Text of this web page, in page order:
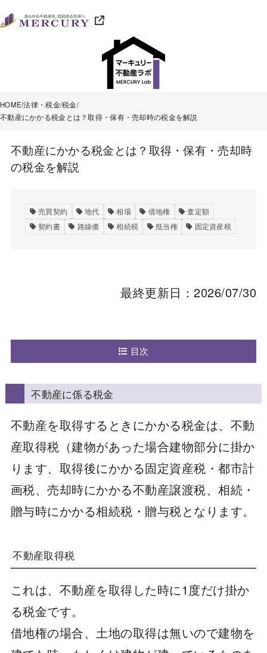
HOME 法律・税金 税金
不動産にかかる税金とは？取得・保有・売却時の税金を解説
不動産にかかる税金とは？取得・保有・売却時
の税金を解説
売買契約 地代 相場 借地権
査定額
契約書
路線価 相続税 抵当権 固定資産税
最終更新日：2026/07/30
目次
不動産に係る税金
不動産を取得するときにかかる税金は、不動
産取得税（建物があった場合建物部分に掛か
ります、取得後にかかる固定資産税・都市計
画税、売却時にかかる不動産譲渡税、相続・
贈与時にかかる相続税・贈与税となります。
不動産取得税
これは、不動産を取得した時に1度だけ掛か
る税金です。
借地権の場合、土地の取得は無いので建物を